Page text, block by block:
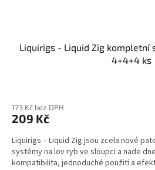
Liquirigs - Liquid Zig kompletní
4+4+4 ks
173 Kč bez DPH
209 Kč
Liquirigs – Liquid Zig jsou zcela nové
systémy na lov ryb ve sloupci a nade
kompatibilita, jednoduché použití a